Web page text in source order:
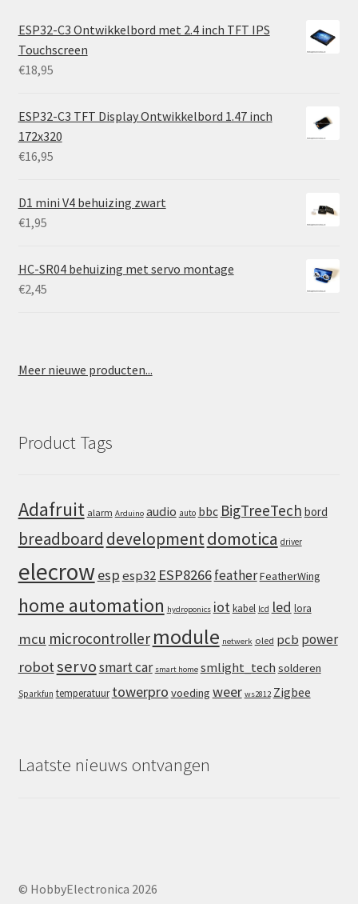
ESP32-C3 Ontwikkelbord met 2.4 inch TFT IPS
Touchscreen
€18,95
ESP32-C3 TFT Display Ontwikkelbord 1.47 inch
172x320
€16,95
D1 mini V4 behuizing zwart
€1,95
HC-SR04 behuizing met servo montage
€2,45
Meer nieuwe producten...
Product Tags
Adafruit alarm Arduino audio auto bbc BigTreeTech bord
breadboard developmentdomotica driver
elecrowespesp32 ESP8266featherFeatherWing
home automation hydroponics iot kabel lcd led lora
mcu microcontroller module netwerk oled pcb power
robotservosmart car smart home smlight_tech solderen
Sparkfun temperatuur towerpro voeding weer ws2812 Zigbee
Laatste nieuws ontvangen
© HobbyElectronica 2026